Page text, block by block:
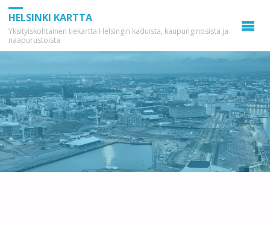
HELSINKI KARTTA
Yksityiskohtainen tiekartta Helsingin kaduista, kaupunginosista ja
naapurustoista